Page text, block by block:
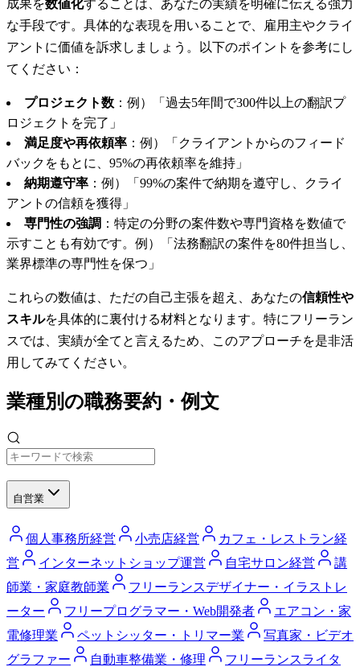
成果を数値化することは、あなたの実績を明確に伝える強力
な手段です。具体的な表現を用いることで、雇用主やクライ
アントに価値を訴求しましょう。以下のポイントを参考にし
てください：
プロジェクト数 ：例）「過去5年間で300件以上の翻訳プ
ロジェクトを完了」
満足度や再依頼率 ：例）「クライアントからのフィード
バックをもとに、95%の再依頼率を維持」
納期遵守率 ：例）「99%の案件で納期を遵守し、クライ
アントの信頼を獲得」
専門性の強調 ：特定の分野の案件数や専門資格を数値で
示すことも有効です。例）「法務翻訳の案件を80件担当し、
業界標準の専門性を保つ」
これらの数値は、ただの自己主張を超え、あなたの信頼性や
スキルを具体的に裏付ける材料となります。特にフリーラン
スでは、実績が全てと言えるため、このアプローチを是非活
用してみてください。
業種別の職務要約・例文
自営業
個人事務所経営 小売店経営
カフェ・レストラン経
営
インターネットショップ運営 自宅サロン経営
講
師業・家庭教師業
フリーランスデザイナー・イラストレ
ーター
フリープログラマー・Web開発者
エアコン・家
電修理業
ペットシッター・トリマー業
写真家・ビデオ
グラファー
自動車整備業・修理
フリーランスライタ